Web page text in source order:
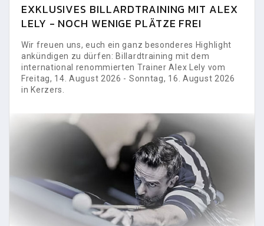
EXKLUSIVES BILLARDTRAINING MIT ALEX
LELY - NOCH WENIGE PLÄTZE FREI
Wir freuen uns, euch ein ganz besonderes Highlight
ankündigen zu dürfen: Billardtraining mit dem
international renommierten Trainer Alex Lely vom
Freitag, 14. August 2026 - Sonntag, 16. August 2026
in Kerzers.